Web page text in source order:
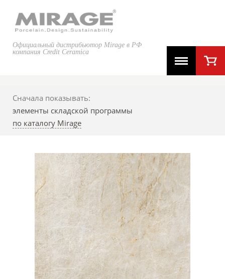
Официальный дистрибьютор Mirage в РФ
компания Credit Ceramica
Сначала показывать:
элементы складской программы
по каталогу Mirage